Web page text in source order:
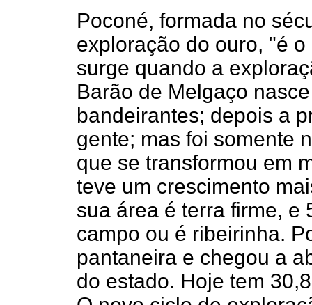
Poconé, formada no
exploração do ouro, "é
surge quando a
Barão de Melgaço
bandeirantes; depois a
gente; mas foi somente
que se transformou em
teve um crescimento
sua área é terra firme, e
campo ou é ribeirinha.
pantaneira e chegou a
do estado. Hoje tem